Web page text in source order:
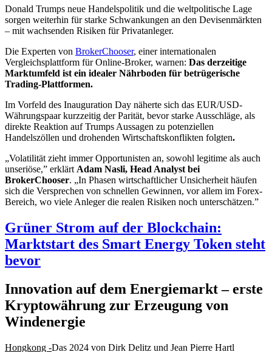
Donald Trumps neue Handelspolitik und die weltpolitische Lage
sorgen weiterhin für starke Schwankungen an den Devisenmärkten
– mit wachsenden Risiken für Privatanleger.
Die Experten von BrokerChooser, einer internationalen
Vergleichsplattform für Online-Broker, warnen: Das derzeitige
Marktumfeld ist ein idealer Nährboden für betrügerische
Trading-Plattformen.
Im Vorfeld des Inauguration Day näherte sich das EUR/USD-
Währungspaar kurzzeitig der Parität, bevor starke Ausschläge, als
direkte Reaktion auf Trumps Aussagen zu potenziellen
Handelszöllen und drohenden Wirtschaftskonflikten folgten.
„Volatilität zieht immer Opportunisten an, sowohl legitime als auch
unseriöse,” erklärt Adam Nasli, Head Analyst bei
BrokerChooser. „In Phasen wirtschaftlicher Unsicherheit häufen
sich die Versprechen von schnellen Gewinnen, vor allem im Forex-
Bereich, wo viele Anleger die realen Risiken noch unterschätzen.”
Grüner Strom auf der Blockchain:
Marktstart des Smart Energy Token steht
bevor
Innovation auf dem Energiemarkt – erste
Kryptowährung zur Erzeugung von
Windenergie
Hongkong -Das 2024 von Dirk Delitz und Jean Pierre Hartl